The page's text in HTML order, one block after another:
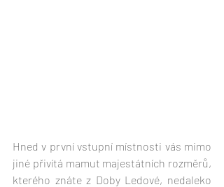
Hned v první vstupní místnosti vás mimo
jiné přivítá mamut majestátních rozměrů,
kterého znáte z Doby Ledové, nedaleko